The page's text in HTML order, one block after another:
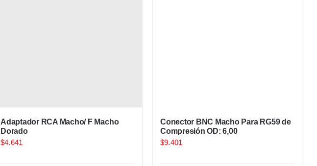
Adaptador RCA Macho/ F Macho
Dorado
$4.641
Conector BNC Macho Para RG59 de
Compresión OD: 6,00
$9.401